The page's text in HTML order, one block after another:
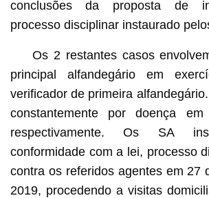
conclusões da proposta de
processo disciplinar instaurado
Os 2 restantes casos
principal alfandegário em
verificador de primeira
constantemente por doença
respectivamente. Os SA
conformidade com a lei, processo
contra os referidos agentes em 27
2019, procedendo a visitas